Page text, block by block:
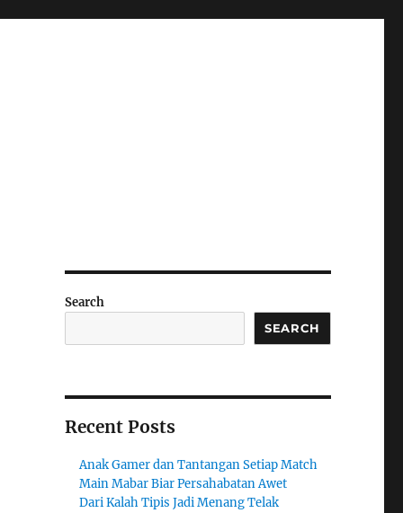
Search
SEARCH
Recent Posts
Anak Gamer dan Tantangan Setiap Match
Main Mabar Biar Persahabatan Awet
Dari Kalah Tipis Jadi Menang Telak